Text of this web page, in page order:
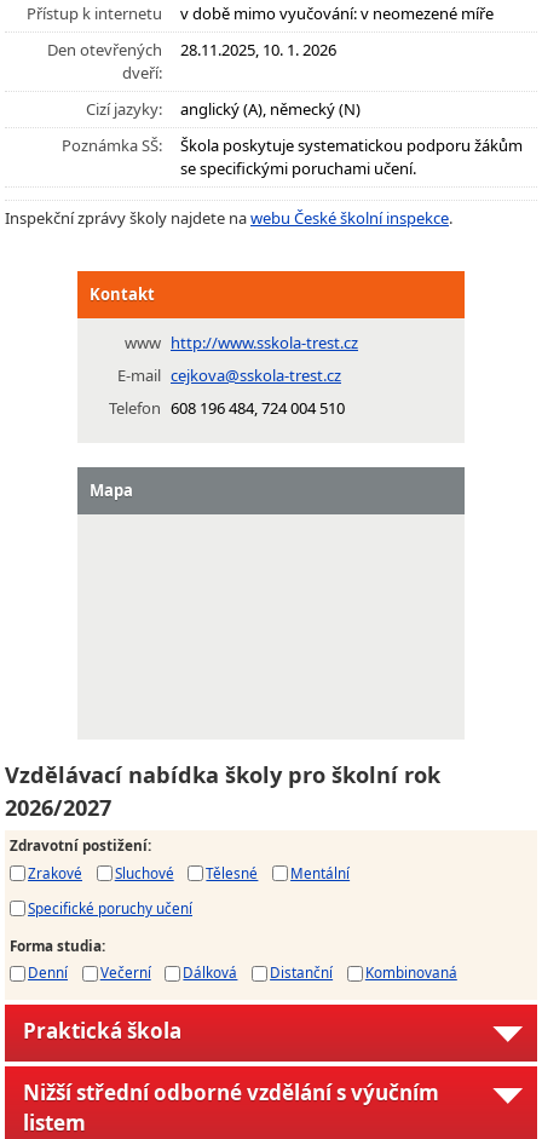
Přístup k internetu
v době mimo vyučování: v neomezené míře
Den otevřených
dveří:
28.11.2025, 10. 1. 2026
Cizí jazyky:
anglický (A), německý (N)
Poznámka SŠ:
Škola poskytuje systematickou podporu žákům
se specifickými poruchami učení.
Inspekční zprávy školy najdete nawebu České školní inspekce.
Kontakt
www http://www.sskola-trest.cz
E-mail cejkova@sskola-trest.cz
Telefon 608 196 484, 724 004 510
Mapa
Vzdělávací nabídka školy pro školní rok
2026/2027
Zdravotní postižení:
Zrakové
Sluchové Tělesné
Mentální
Specifické poruchy učení
Forma studia:
Denní
Večerní Dálková Distanční Kombinovaná
Praktická škola
Nižší střední odborné vzdělání s výučním
listem